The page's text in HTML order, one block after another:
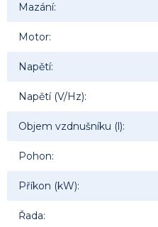
Mazání:
Motor:
Napětí:
Napětí (V/Hz):
Objem vzdnušníku (l):
Pohon:
Příkon (kW):
Řada: